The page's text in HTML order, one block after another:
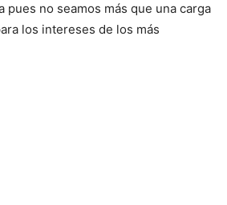
pues no seamos más que una carga
los intereses de los más